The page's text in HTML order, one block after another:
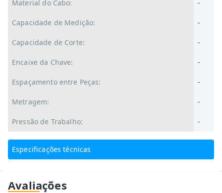
Material do Cabo: -
Capacidade de Medição: -
Capacidade de Corte: -
Encaixe da Chave: -
Espaçamento entre Peças: -
Metragem: -
Pressão de Trabalho: -
Especificações técnicas
Avaliações